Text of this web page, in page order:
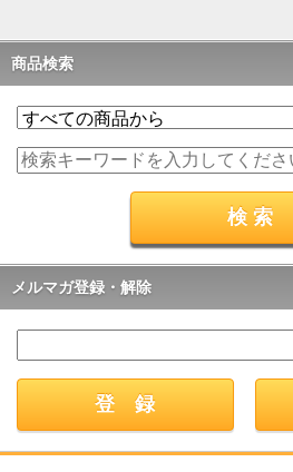
商品検索
メルマガ登録・解除